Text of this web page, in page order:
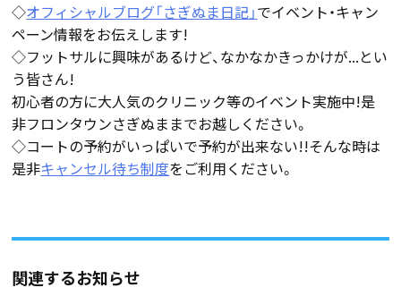
◇オフィシャルブログ「さぎぬま日記」でイベント・キャン
ペーン情報をお伝えします!
◇フットサルに興味があるけど、なかなかきっかけが...とい
う皆さん!
初心者の方に大人気のクリニック等のイベント実施中!是
非フロンタウンさぎぬままでお越しください。
◇コートの予約がいっぱいで予約が出来ない!!そんな時は
是非キャンセル待ち制度をご利用ください。
関連するお知らせ